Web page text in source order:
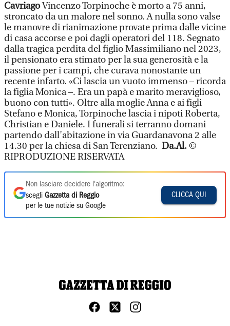
CavriagoVincenzo Torpinoche è morto a 75 anni,
stroncato da un malore nel sonno. A nulla sono valse
le manovre di rianimazione provate prima dalle vicine
di casa accorse e poi dagli operatori del 118. Segnato
dalla tragica perdita del figlio Massimiliano nel 2023,
il pensionato era stimato per la sua generosità e la
passione per i campi, che curava nonostante un
recente infarto. «Ci lascia un vuoto immenso – ricorda
la figlia Monica –. Era un papà e marito meraviglioso,
buono con tutti». Oltre alla moglie Anna e ai figli
Stefano e Monica, Torpinoche lascia i nipoti Roberta,
Christian e Daniele. I funerali si terranno domani
partendo dall’abitazione in via Guardanavona 2 alle
14.30 per la chiesa di San Terenziano. Da.Al.©
RIPRODUZIONE RISERVATA
Non lasciare decidere l'algoritmo:
scegli Gazzetta di Reggio
per le tue notizie su Google
CLICCA QUI